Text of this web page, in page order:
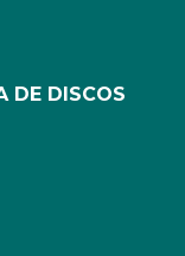
DE DISCOS